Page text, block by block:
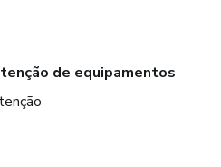
de equipamentos